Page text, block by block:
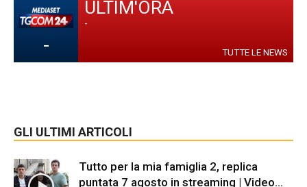
-
ULTIM'ORA
-
TUTTE LE NEWS
GLI ULTIMI ARTICOLI
Tutto per la mia famiglia 2, replica
puntata 7 agosto in streaming | Video...